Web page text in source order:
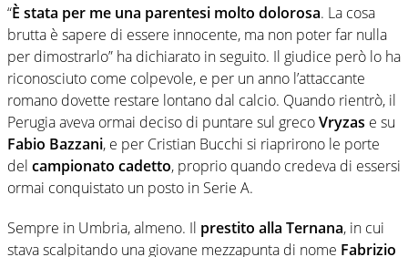
“È stata per me una parentesi molto dolorosa. La cosa
brutta è sapere di essere innocente, ma non poter far nulla
per dimostrarlo” ha dichiarato in seguito. Il giudice però lo ha
riconosciuto come colpevole, e per un anno l’attaccante
romano dovette restare lontano dal calcio. Quando rientrò, il
Perugia aveva ormai deciso di puntare sul grecoVryzas e su
Fabio Bazzani, e per Cristian Bucchi si riaprirono le porte
del campionato cadetto, proprio quando credeva di essersi
ormai conquistato un posto in Serie A.
Sempre in Umbria, almeno. Il prestito alla Ternana, in cui
stava scalpitando una giovane mezzapunta di nome Fabrizio